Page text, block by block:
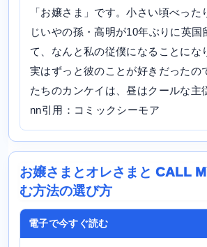
「お嬢さま」です。小さい頃べった
じいやの孫・高明が10年ぶりに英国
て、なんと私の従僕になることにな
実はずっと彼のことが好きだったの
たちのカンケイは、昼はクールな主
nn引用：コミックシーモア
お嬢さまとオレさまと CALL
む方法の選び方
電子で今すぐ読む